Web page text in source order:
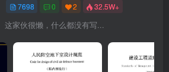
7698 0 2 32.5W+
这家伙很懒，什么都没有写...